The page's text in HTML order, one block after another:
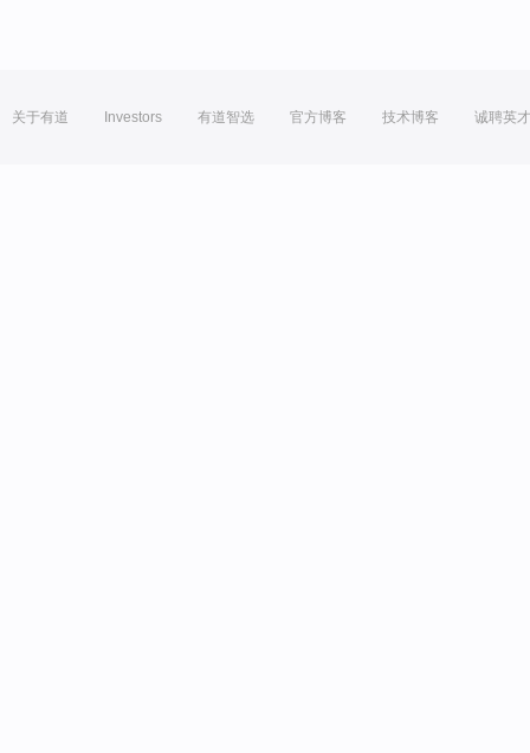
关于有道 Investors 有道智选 官方博客 技术博客 诚聘英才